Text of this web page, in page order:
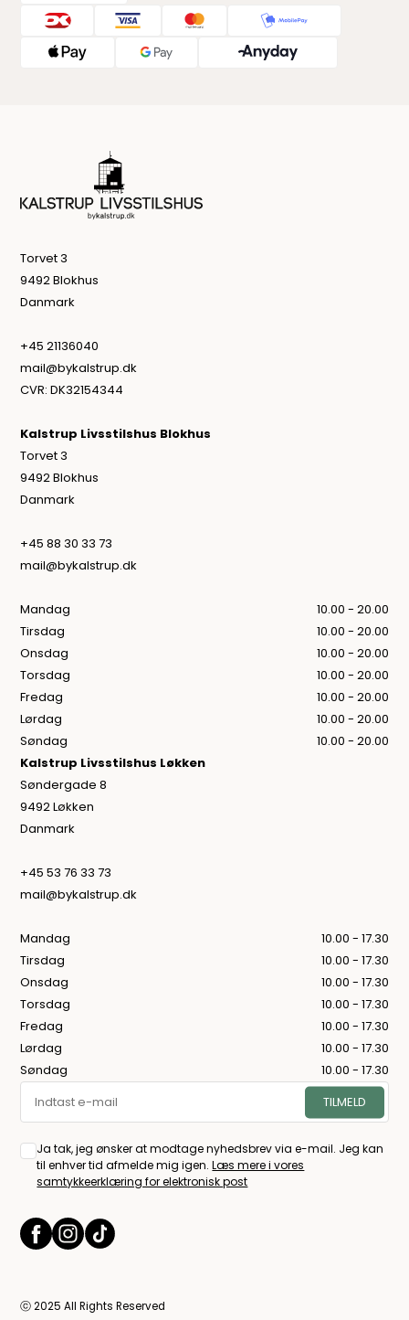
Torvet 3
9492 Blokhus
Danmark
+45 21136040
mail@bykalstrup.dk
CVR: DK32154344
Kalstrup Livsstilshus Blokhus
Torvet 3
9492 Blokhus
Danmark
+45 88 30 33 73
mail@bykalstrup.dk
Mandag
10.00 - 20.00
Tirsdag
10.00 - 20.00
Onsdag
10.00 - 20.00
Torsdag
10.00 - 20.00
Fredag
10.00 - 20.00
Lørdag
10.00 - 20.00
Søndag
10.00 - 20.00
Kalstrup Livsstilshus Løkken
Søndergade 8
9492 Løkken
Danmark
+45 53 76 33 73
mail@bykalstrup.dk
Mandag
10.00 - 17.30
Tirsdag
10.00 - 17.30
Onsdag
10.00 - 17.30
Torsdag
10.00 - 17.30
Fredag
10.00 - 17.30
Lørdag
10.00 - 17.30
Søndag
10.00 - 17.30
Ja tak, jeg ønsker at modtage nyhedsbrev via e-mail. Jeg kan
til enhver tid afmelde mig igen.Læs mere i vores
samtykkeerklæring for elektronisk post
ⓒ 2025 All Rights Reserved